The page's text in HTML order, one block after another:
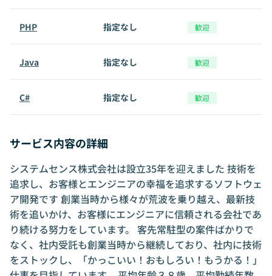
PHP 指定なし 歓迎
Java 指定なし 歓迎
C# 指定なし 歓迎
サービス内容の詳細
システムセンス株式会社は設立35年を迎えました 技術を
追求し、お客様とエンジニアの幸福を追求するソフトウェ
ア開発です 創業当時から様々が荒波を乗り越え、最新技
術を追いかけ、お客様にエンジニアに信頼される会社であ
り続ける努力をしています。 客先常駐型の案件ばかりで
なく、社内受託も創業当時から継続しており、社内に技術
をストックし、「かっこいい！おもしろい！もうかる！」